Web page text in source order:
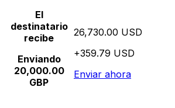
El
destinatario
recibe
Enviando
20,000.00
GBP
26,730.00 USD
+359.79 USD
Enviar ahora